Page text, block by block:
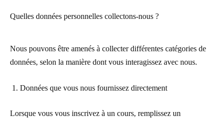
Quelles données personnelles collectons-nous ?
Nous pouvons être amenés à collecter différentes catégories de
données, selon la manière dont vous interagissez avec nous.
Données que vous nous fournissez directement
Lorsque vous vous inscrivez à un cours, remplissez un